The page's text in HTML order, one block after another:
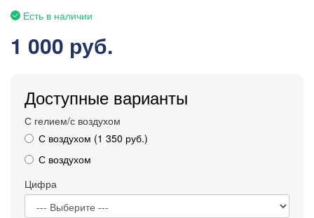
Есть в наличии
1 000 руб.
Доступные варианты
С гелием/с воздухом
С воздухом (1 350 руб.)
С воздухом
Цифра